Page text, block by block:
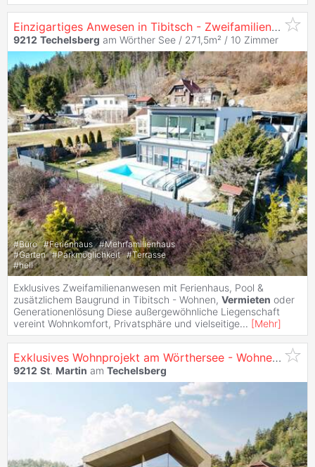
Einzigartiges Anwesen in Tibitsch - Zweifamilienhaus, Ferienhaus, Pool & Baugrund auf großzügigem Areal
9212 Techelsberg am Wörther See / 271,5m² / 10 Zimmer
#Büro #Ferienhaus #Mehrfamilienhaus
#Garten #Parkmöglichkeit #Terrasse
#hell
Exklusives Zweifamilienanwesen mit Ferienhaus, Pool &
zusätzlichem Baugrund in Tibitsch - Wohnen, Vermieten oder
Generationenlösung Diese außergewöhnliche Liegenschaft
vereint Wohnkomfort, Privatsphäre und vielseitige... [Mehr]
Exklusives Wohnprojekt am Wörthersee - Wohnen, wo andere auftanken!
9212 St. Martin am Techelsberg